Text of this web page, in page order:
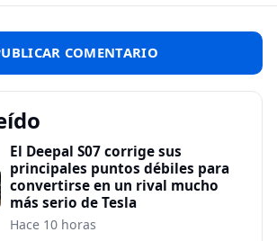
El Deepal S07 corrige sus
principales puntos débiles para
convertirse en un rival mucho
más serio de Tesla
Hace 10 horas